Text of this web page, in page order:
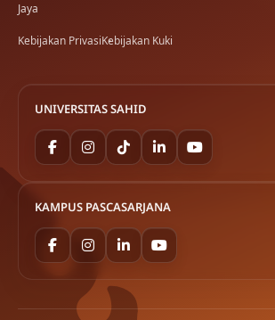
Jaya
Kebijakan PrivasiKebijakan Kuki
UNIVERSITAS SAHID
KAMPUS PASCASARJANA